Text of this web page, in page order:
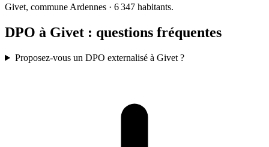
Givet, commune Ardennes · 6 347 habitants.
DPO à Givet : questions fréquentes
Proposez-vous un DPO externalisé à Givet ?